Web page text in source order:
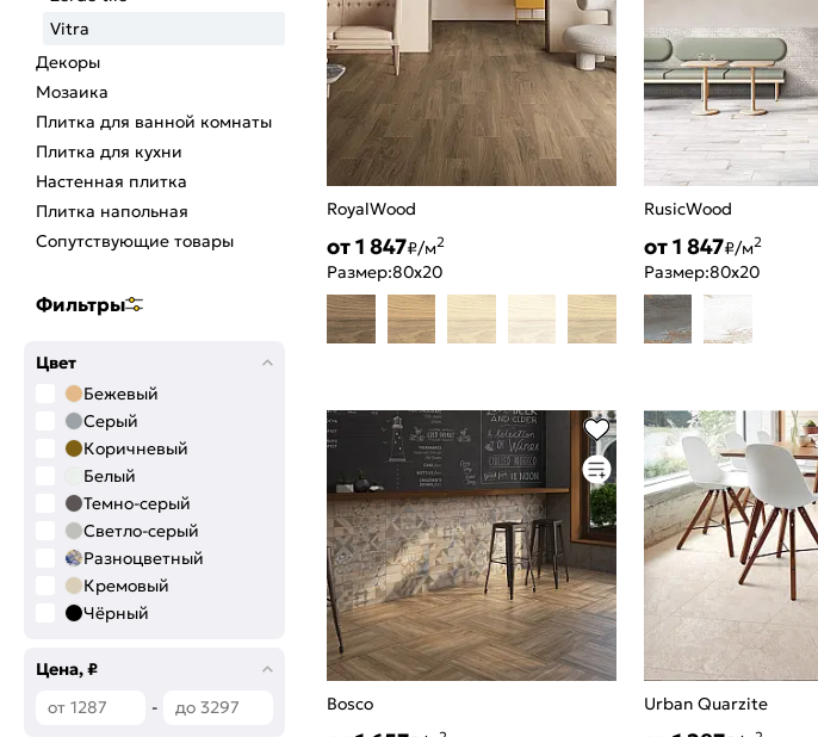
Vitra
Декоры
Мозаика
Плитка для ванной комнаты
Плитка для кухни
Настенная плитка
Плитка напольная
Сопутствующие товары
Фильтры
Цвет
Бежевый
Серый
Коричневый
Белый
Темно-серый
Светло-серый
Разноцветный
Кремовый
Чёрный
Светло-бежевый
Серебро
Цена, ₽
-
RoyalWood
от 1 847₽/м2
Размер:80x20
RusicWood
от 1 847₽/м2
Размер:80x20
Bosco Urban Quarzite